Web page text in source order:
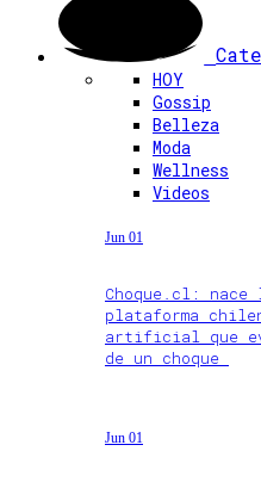
HOY
Gossip
Belleza
Moda
Wellness
Videos
Jun 01
Choque.cl: nace
plataforma
artificial que
de un choque
Jun 01